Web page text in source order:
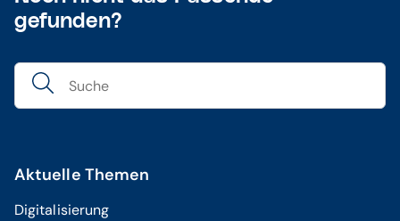
gefunden?
Aktuelle Themen
Digitalisierung